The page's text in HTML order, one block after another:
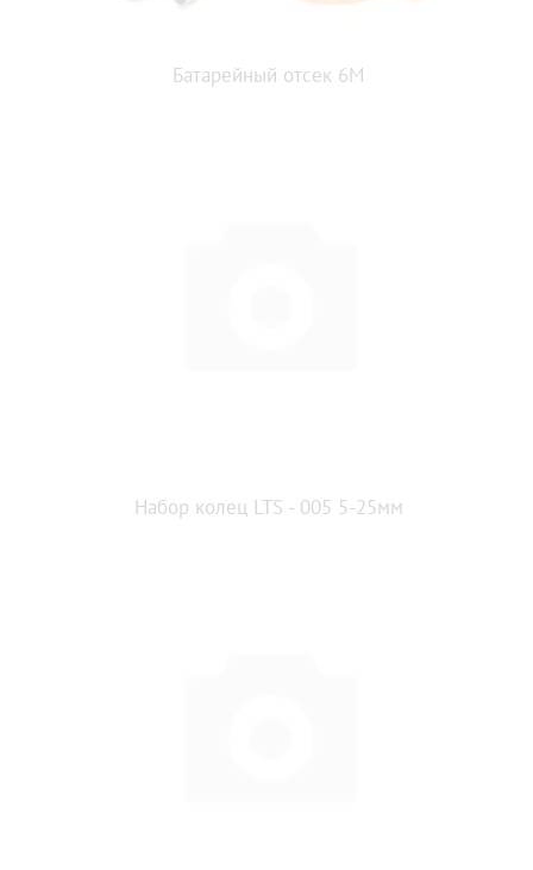
Батарейный отсек 6М
Набор колец LTS - 005 5-25мм